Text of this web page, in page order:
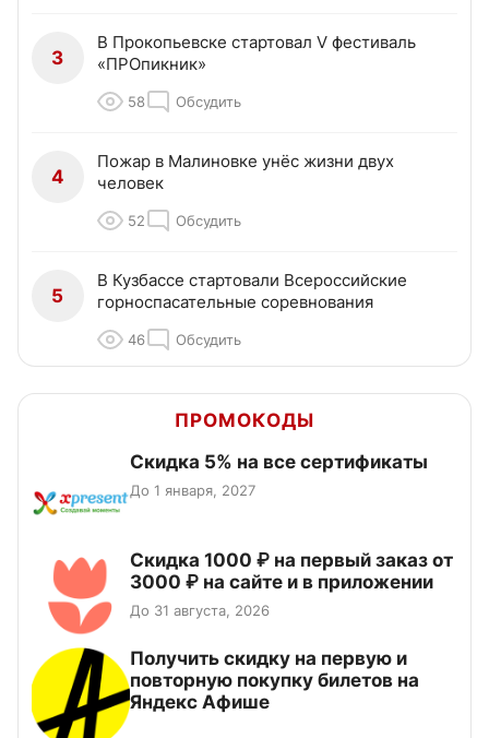
3
В Прокопьевске стартовал V фестиваль
«ПРОпикник»
58 Обсудить
4
Пожар в Малиновке унёс жизни двух
человек
52 Обсудить
5
В Кузбассе стартовали Всероссийские
горноспасательные соревнования
46 Обсудить
ПРОМОКОДЫ
Скидка 5% на все сертификаты
До 1 января, 2027
Скидка 1000 ₽ на первый заказ от
3000 ₽ на сайте и в приложении
До 31 августа, 2026
Получить скидку на первую и
повторную покупку билетов на
Яндекс Афише